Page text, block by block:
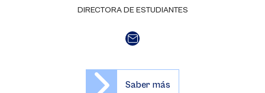
DIRECTORA DE ESTUDIANTES
Saber más